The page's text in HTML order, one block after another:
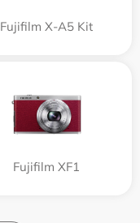
Fujifilm X-A5 Kit
Fujifilm XF1